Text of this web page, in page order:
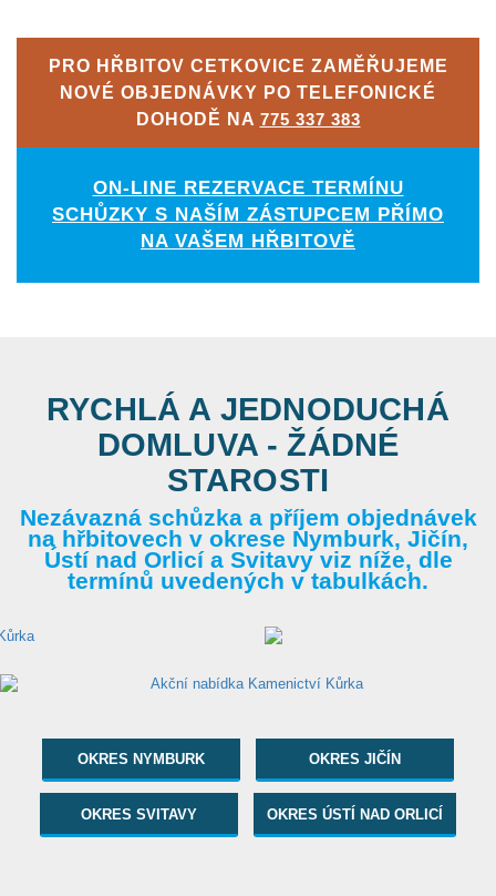
PRO HŘBITOV CETKOVICE ZAMĚŘUJEME
NOVÉ OBJEDNÁVKY PO TELEFONICKÉ
DOHODĚ NA 775 337 383
ON-LINE REZERVACE TERMÍNU
SCHŮZKY S NAŠÍM ZÁSTUPCEM PŘÍMO
NA VAŠEM HŘBITOVĚ
RYCHLÁ A JEDNODUCHÁ
DOMLUVA - ŽÁDNÉ
STAROSTI
Nezávazná schůzka a příjem objednávek
na hřbitovech v okrese Nymburk, Jičín,
Ústí nad Orlicí a Svitavy viz níže, dle
termínů uvedených v tabulkách.
OKRES NYMBURK OKRES JIČÍN
OKRES SVITAVY OKRES ÚSTÍ NAD ORLICÍ